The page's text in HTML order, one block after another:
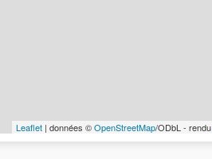
Leaflet | données ©OpenStreetMap/ODbL - rendu